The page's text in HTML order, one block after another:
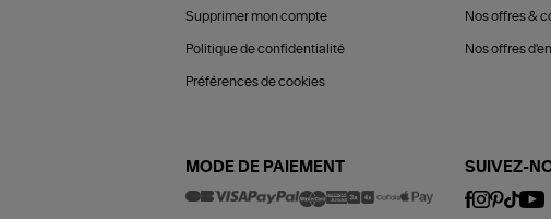
Supprimer mon compte
Politique de confidentialité
Préférences de cookies
Nos offres &
Nos offres
MODE DE PAIEMENT SUIVEZ-